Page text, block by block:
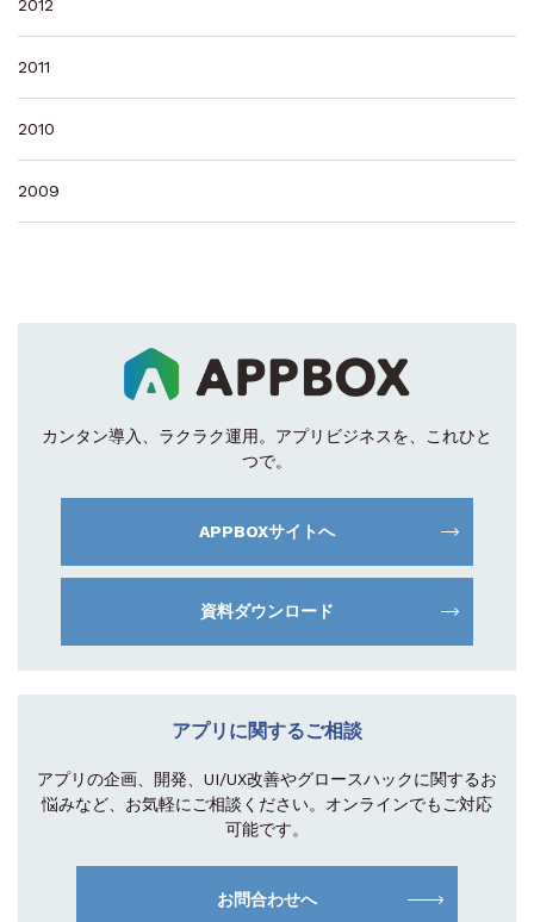
2012
2011
2010
2009
カンタン導入、ラクラク運用。 アプリビジネスを、これひと
つで。
APPBOXサイトへ
資料ダウンロード
アプリに関するご相談
アプリの企画、開発、UI/UX改善やグロースハックに関するお
悩みなど、お気軽にご相談 ください。オンラインでもご対応
可能です。
お問合わせへ